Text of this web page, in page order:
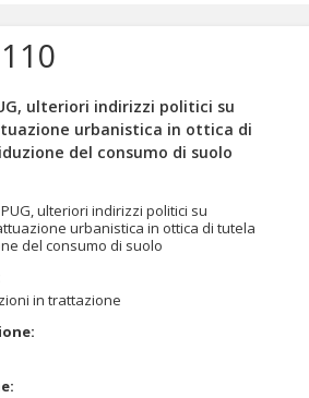
ulteriori indirizzi politici su
urbanistica in ottica di
del consumo di suolo
ulteriori indirizzi politici su
urbanistica in ottica di tutela
del consumo di suolo
in trattazione
:
: